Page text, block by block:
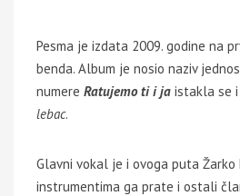
Pesma je izdata 2009. godine na
benda. Album je nosio naziv
numere Ratujemo ti i ja istakla se
lebac.
Glavni vokal je i ovoga puta Žarko
instrumentima ga prate i ostali